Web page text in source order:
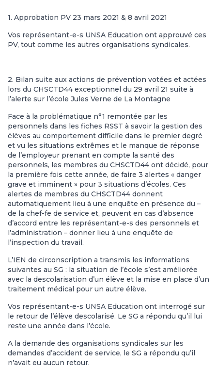
1. Approbation PV 23 mars 2021 & 8 avril 2021
Vos représentant-e-s UNSA Education ont approuvé ces
PV, tout comme les autres organisations syndicales.
2. Bilan suite aux actions de prévention votées et actées
lors du CHSCTD44 exceptionnel du 29 avril 21 suite à
l’alerte sur l’école Jules Verne de La Montagne
Face à la problématique n°1 remontée par les
personnels dans les fiches RSST à savoir la gestion des
élèves au comportement difficile dans le premier degré
et vu les situations extrêmes et le manque de réponse
de l’employeur prenant en compte la santé des
personnels, les membres du CHSCTD44 ont décidé, pour
la première fois cette année, de faire 3 alertes « danger
grave et imminent » pour 3 situations d’écoles. Ces
alertes de membres du CHSCTD44 donnent
automatiquement lieu à une enquête en présence du –
de la chef-fe de service et, peuvent en cas d’absence
d’accord entre les représentant-e-s des personnels et
l’administration – donner lieu à une enquête de
l’inspection du travail.
L’IEN de circonscription a transmis les informations
suivantes au SG : la situation de l’école s’est améliorée
avec la descolarisation d’un élève et la mise en place d’un
traitement médical pour un autre élève.
Vos représentant-e-s UNSA Education ont interrogé sur
le retour de l’élève descolarisé. Le SG a répondu qu’il lui
reste une année dans l’école.
A la demande des organisations syndicales sur les
demandes d’accident de service, le SG a répondu qu’il
n’avait eu aucun retour.